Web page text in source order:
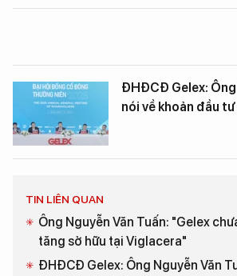
ĐHĐCĐ Gelex: Ông
nói về khoản đầu
TIN LIÊN QUAN
Ông Nguyễn Văn Tuấn: "Gelex
tăng sở hữu tại Viglacera"
ĐHĐCĐ Gelex: Ông Nguyễn Văn